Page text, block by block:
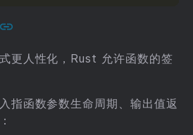
更人性化，Rust 允许函数的签
指函数参数生命周期、输出值返